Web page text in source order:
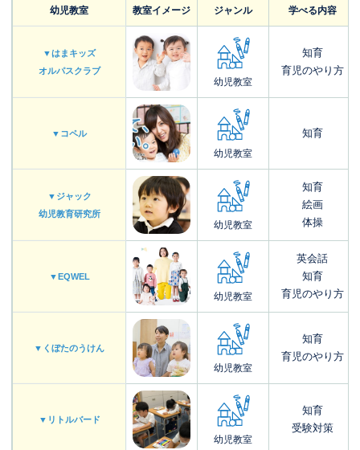
幼児教室 教室イメージ ジャンル 学べる内容
▼はまキッズ
オルパスクラブ
幼児教室
知育
育児のやり方
▼コペル
幼児教室
知育
▼ジャック
幼児教育研究所
幼児教室
知育
絵画
体操
▼EQWEL
幼児教室
英会話
知育
育児のやり方
▼くぼたのうけん
幼児教室
知育
育児のやり方
▼リトルバード
幼児教室
知育
受験対策